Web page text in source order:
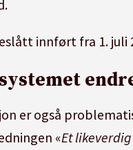
innført fra 1. juli
er også
«Et likeverdig